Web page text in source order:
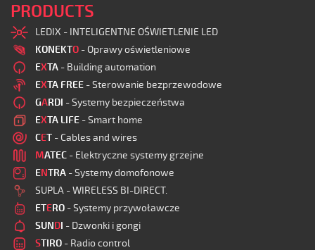
PRODUCTS
LEDIX - INTELIGENTNE OŚWIETLENIE LED
KONEKTO - Oprawy oświetleniowe
EXTA - Building automation
EXTA FREE - Sterowanie bezprzewodowe
GARDI - Systemy bezpieczeństwa
EXTA LIFE - Smart home
CET - Cables and wires
MATEC - Elektryczne systemy grzejne
ENTRA - Systemy domofonowe
SUPLA - WIRELESS BI-DIRECT.
ETERO - Systemy przywoławcze
SUNDI - Dzwonki i gongi
STIRO - Radio control